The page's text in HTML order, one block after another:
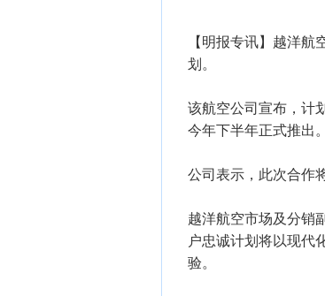
【明报专讯】越洋航
划。
该航空公司宣布，计
今年下半年正式推出。
公司表示，此次合作
越洋航空市场及分销
户忠诚计划将以现代
验。